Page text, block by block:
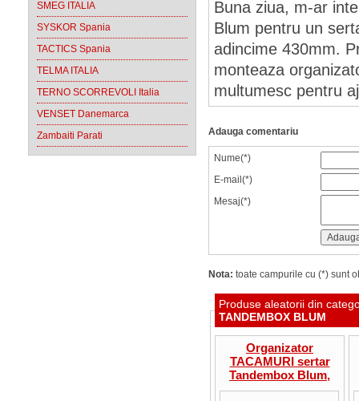
SMEG ITALIA
SYSKOR Spania
TACTICS Spania
TELMA ITALIA
TERNO SCORREVOLI Italia
VENSET Danemarca
Zambaiti Parati
Buna ziua, m-ar
Blum pentru un
adincime 430mm.
monteaza
multumesc pentru
Adauga comentariu
Nume(*)
E-mail(*)
Mesaj(*)
Nota: toate campurile cu (*) sunt
Produse aleatorii din
TANDEMBOX BLUM
Organizator
TACAMURI sertar
Tandembox Blum,
latime corp 450mm,